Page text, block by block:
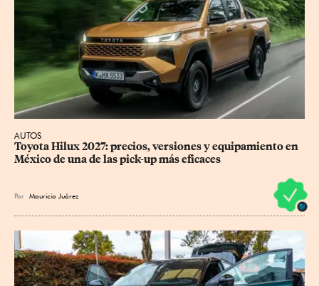
AUTOS
Toyota Hilux 2027: precios, versiones y equipamiento en
México de una de las pick-up más eficaces
Por Mauricio Juárez